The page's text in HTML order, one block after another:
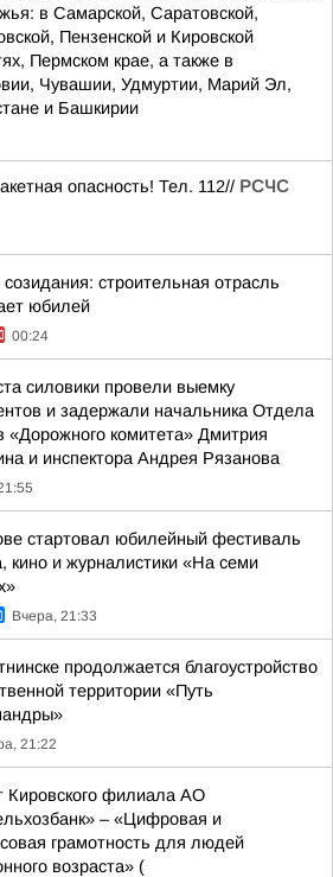
в Самарской, Саратовской,
Пензенской и Кировской
Пермском крае, а также в
Чувашии, Удмуртии, Марий Эл,
и Башкирии
опасность! Тел. 112// РСЧС
строительная отрасль
юбилей
00:24
силовики провели выемку
и задержали начальника Отдела
«Дорожного комитета» Дмитрия
и инспектора Андрея Рязанова
стартовал юбилейный фестиваль
кино и журналистики «На семи
Вчера, 21:33
продолжается благоустройство
территории «Путь
21:22
Кировского филиала АО
– «Цифровая и
грамотность для людей
возраста» (